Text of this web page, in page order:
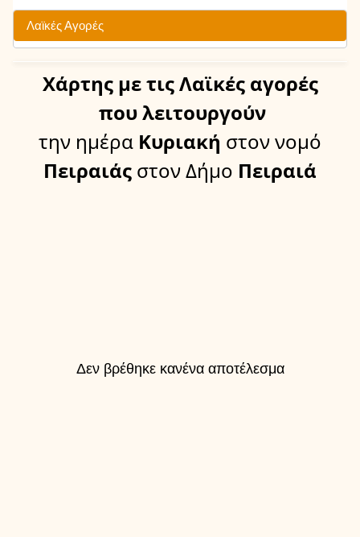
Λαϊκές Αγορές
Χάρτης με τις Λαϊκές αγορές
που λειτουργούν
την ημέρα Κυριακή στον νομό
Πειραιάς στον Δήμο Πειραιά
Δεν βρέθηκε κανένα αποτέλεσμα